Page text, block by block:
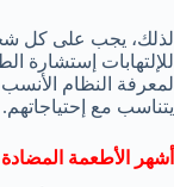
لذلك، يجب على كل
للإلتهابات إستشارة
لمعرفة النظام
يتناسب مع إحتياجاتهم.
أشهر الأطعمة المضادة